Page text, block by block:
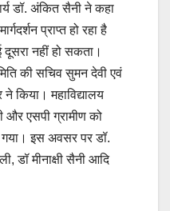
डॉ. अंकित सैनी ने कहा
प्राप्त हो रहा है
नहीं हो सकता।
की सचिव सुमन देवी एवं
किया। महाविद्यालय
एसपी ग्रामीण को
गया। इस अवसर पर डॉ.
डॉ मीनाक्षी सैनी आदि